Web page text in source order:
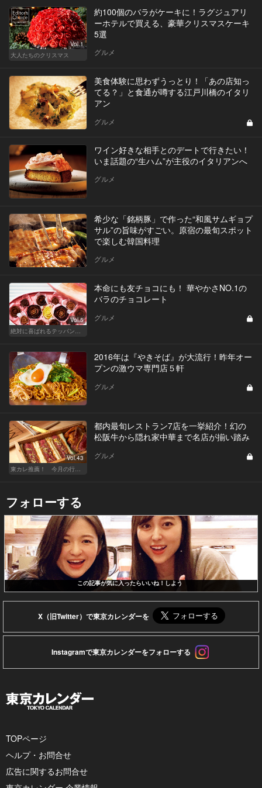
Vol.1
大人たちのクリスマス
約100個のバラがケーキに！ラグジュアリ
ーホテルで買える、豪華クリスマスケーキ
5選
グルメ
美食体験に思わずうっとり！「あの店知っ
てる？」と食通が噂する江戸川橋のイタリ
アン
グルメ
ワイン好きな相手とのデートで行きたい！
いま話題の“生ハム”が主役のイタリアンへ
グルメ
希少な「銘柄豚」で作った“和風サムギョプ
サル”の旨味がすごい。原宿の最旬スポット
で楽しむ韓国料理
グルメ
Vol.5
本命にも友チョコにも！ 華やかさNO.1の
バラのチョコレート
グルメ
2016年は『やきそば』が大流行！昨年オー
プンの激ウマ専門店５軒
グルメ
Vol.43
都内最旬レストラン7店を一挙紹介！幻の
松阪牛から隠れ家中華まで名店が揃い踏み
グルメ
フォローする
この記事が気に入ったらいいね！しよう
X（旧Twitter）で東京カレンダーを
Instagramで東京カレンダーをフォローする
TOPページ
ヘルプ・お問合せ
広告に関するお問合せ